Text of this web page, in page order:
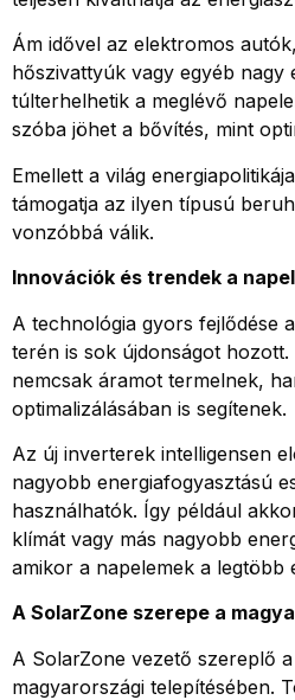
Ám idővel az elektromos
hőszivattyúk vagy egyéb nagy
túlterhelhetik a meglévő
szóba jöhet a bővítés, mint
Emellett a világ
támogatja az ilyen típusú
vonzóbbá válik.
Innovációk és trendek a
A technológia gyors fejlődése
terén is sok újdonságot
nemcsak áramot termelnek,
optimalizálásában is segítenek.
Az új inverterek intelligensen
nagyobb energiafogyasztású
használhatók. Így például
klímát vagy más nagyobb
amikor a napelemek a legtöbb
A SolarZone szerepe a
A SolarZone vezető szereplő
magyarországi telepítésében.